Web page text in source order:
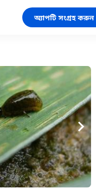
অ্যাপটি সংগ্রহ করুন